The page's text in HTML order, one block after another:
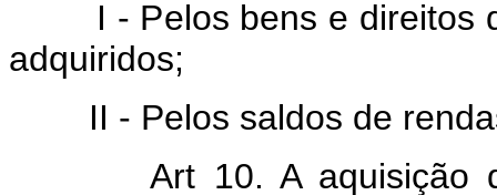
I - Pelos bens e direitos
adquiridos;
II - Pelos saldos de
Art 10. A aquisição